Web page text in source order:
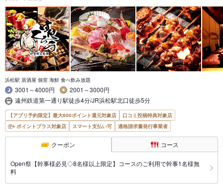
浜松駅 居酒屋 個室 海鮮 食べ飲み放題
3001～4000円
2001～3000円
遠州鉄道第一通り駅徒歩4分/JR浜松駅北口徒歩5分
【アプリ予約限定】最大800ポイント還元対象店
口コミ投稿特典対象店
ポイントプラス対象店
スマート支払い可 適格請求書発行事業者
クーポン コース
Open祭【幹事様必見◇8名様以上限定】コースのご利用で幹事1名様無
料